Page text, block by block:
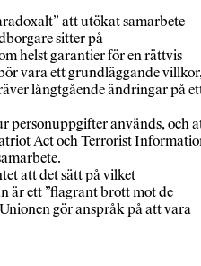
att utökat samarbete
sitter på
helst garantier för en rättvis
vara ett grundläggande
långtgående ändringar på
personuppgifter används, och
Act och Terrorist
att det sätt på vilket
är ett ”flagrant brott mot de
gör anspråk på att vara